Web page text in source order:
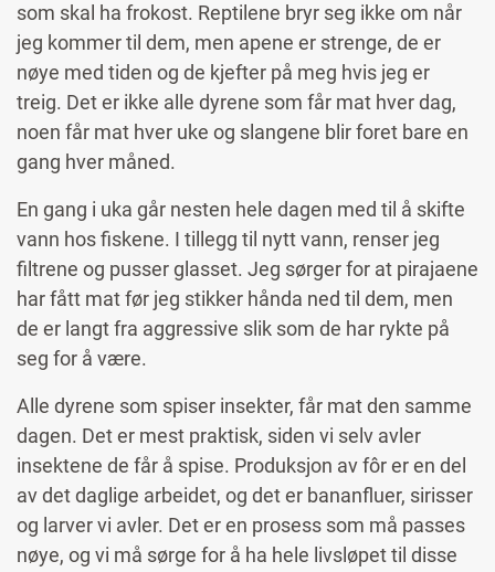
som skal ha frokost. Reptilene bryr seg ikke om når
jeg kommer til dem, men apene er strenge, de er
nøye med tiden og de kjefter på meg hvis jeg er
treig. Det er ikke alle dyrene som får mat hver dag,
noen får mat hver uke og slangene blir foret bare en
gang hver måned.
En gang i uka går nesten hele dagen med til å skifte
vann hos fiskene. I tillegg til nytt vann, renser jeg
filtrene og pusser glasset. Jeg sørger for at pirajaene
har fått mat før jeg stikker hånda ned til dem, men
de er langt fra aggressive slik som de har rykte på
seg for å være.
Alle dyrene som spiser insekter, får mat den samme
dagen. Det er mest praktisk, siden vi selv avler
insektene de får å spise. Produksjon av fôr er en del
av det daglige arbeidet, og det er bananfluer, sirisser
og larver vi avler. Det er en prosess som må passes
nøye, og vi må sørge for å ha hele livsløpet til disse